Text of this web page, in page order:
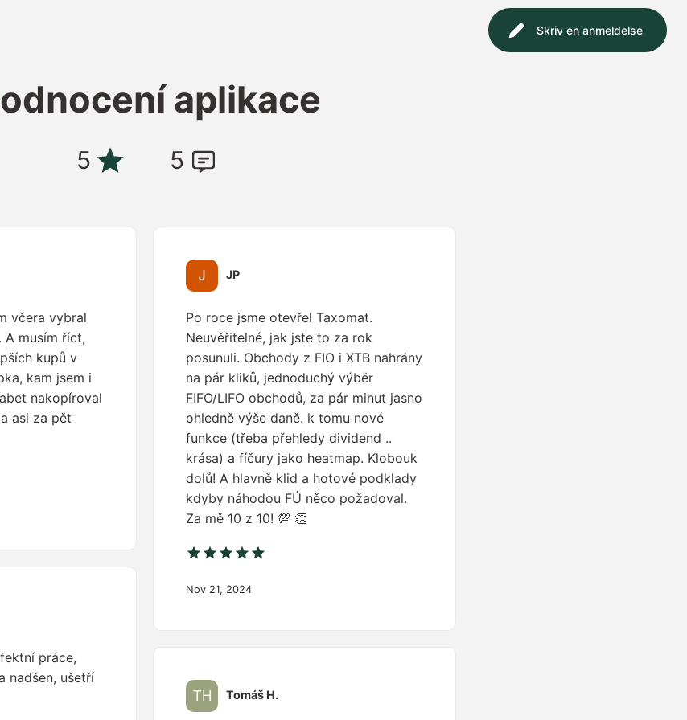
aplikace
5 5
Skriv en anmeldelse
včera vybral
A musím říct,
kupů v
kam jsem i
nakopíroval
asi za pět
práce,
nadšen, ušetří
JP
Po roce jsme otevřel Taxomat.
Neuvěřitelné, jak jste to za rok
posunuli. Obchody z FIO i XTB nahrány
na pár kliků, jednoduchý výběr
FIFO/LIFO obchodů, za pár minut jasno
ohledně výše daně. k tomu nové
funkce (třeba přehledy dividend ..
krása) a fíčury jako heatmap. Klobouk
dolů! A hlavně klid a hotové podklady
kdyby náhodou FÚ něco požadoval.
Za mě 10 z 10! 💯 👏
Nov 21, 2024
Tomáš H.